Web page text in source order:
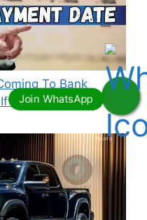
To Bank
You Qualify this